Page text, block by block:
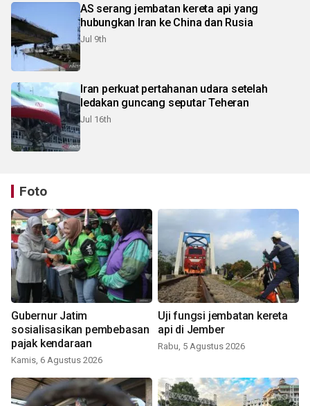
AS serang jembatan kereta api yang
hubungkan Iran ke China dan Rusia
Jul 9th
Iran perkuat pertahanan udara setelah
ledakan guncang seputar Teheran
Jul 16th
Foto
Gubernur Jatim
sosialisasikan pembebasan
pajak kendaraan
Kamis, 6 Agustus 2026
Uji fungsi jembatan kereta
api di Jember
Rabu, 5 Agustus 2026